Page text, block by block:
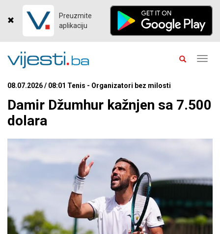
Preuzmite
aplikaciju
08.07.2026 / 08:01 Tenis - Organizatori bez milosti
Damir Džumhur kažnjen sa 7.500
dolara